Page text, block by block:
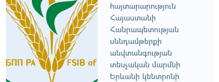
հայտարարություն
Հայաստանի
Հանրապետության
սննդամթերքի
անվտանգության
տեսչական մարմնի
Երևանի կենտրոնի